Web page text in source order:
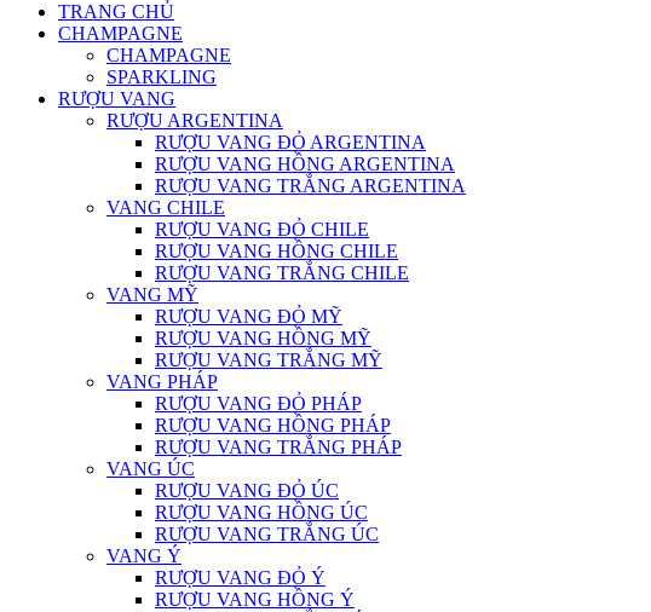
TRANG CHỦ
CHAMPAGNE
CHAMPAGNE
SPARKLING
RƯỢU VANG
RƯỢU ARGENTINA
RƯỢU VANG ĐỎ ARGENTINA
RƯỢU VANG HỒNG ARGENTINA
RƯỢU VANG TRẮNG ARGENTINA
VANG CHILE
RƯỢU VANG ĐỎ CHILE
RƯỢU VANG HỒNG CHILE
RƯỢU VANG TRẮNG CHILE
VANG MỸ
RƯỢU VANG ĐỎ MỸ
RƯỢU VANG HỒNG MỸ
RƯỢU VANG TRẮNG MỸ
VANG PHÁP
RƯỢU VANG ĐỎ PHÁP
RƯỢU VANG HỒNG PHÁP
RƯỢU VANG TRẮNG PHÁP
VANG ÚC
RƯỢU VANG ĐỎ ÚC
RƯỢU VANG HỒNG ÚC
RƯỢU VANG TRẮNG ÚC
VANG Ý
RƯỢU VANG ĐỎ Ý
RƯỢU VANG HỒNG Ý